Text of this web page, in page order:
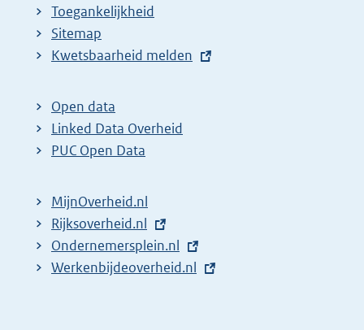
Toegankelijkheid
Sitemap
E
t
e
r
l
i
n
k
Kwetsbaarheid melden
Open data
Linked Data Overheid
PUC Open Data
MijnOverheid.nl
E
x
t
Rijksoverheid.nl
E
x
Ondernemersplein.nl
E
Werkenbijdeoverheid.nl